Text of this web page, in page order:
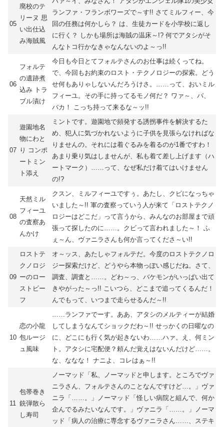
05
廃校のテ
リーヌ 思
い出仕込
み海賊風
ランファ・フランボワーズで～す!! さてミルフィー、今
回の任務は何かしら？ は、生徒カードを小学校に返し
に行く？ しかも場所は海賊の温床～!? 何でアタシがそ
んなトコ行かなきゃなんないのよ～っ!!
06
フォルテ
の遺跡煮
込み トラ
ブル漬け
今日も今日とてフォルテさんのお仕事は続くってね。
で、今回もお約束のロスト・テクノロジーの探索。どう
せ何もありゃしないんだろうけさ。……って、おいミル
フィーユ。その手に持ってるモノ何だ？ ワァ～、バ、
バカ！ こっち持って来るな～ッ!!
07
遊園地名
物にわと
り コンポ
ートミン
ト添え
ミントです。遊園地で頻発する誘拐事件を解決するた
め、犯人に気づかれないように子供を見張らなければな
りませんの。それには着ぐるみを着るのが1番ですわ！
あまり乗り気はしませんが、私も着て差し上げます（ハ
ートマーク）……って、なぜ私だけ着てはいけません
の!?
08
天然ミル
フィーユ
の査察あ
んかけ
クスン、ミルフィーユですぅ。あたし、クビになっちゃ
いました～!! 軍の査察っていう人が来て「ロストテクノ
ロジーはどこだ」って言うから、みんなのお部屋まで頑
張って探したのに……。クビって言われました～！ ふ
ぇ～ん、ヴァニラさんも何か言ってくださ～い!!
09
ロストテ
クノロジ
ーのロー
ストビー
フ
オ～ッス、あたしゃフォルテだ。今度のロストテクノロ
ジー探索だけど、どうやら本物っぽい感じだね。さて、
調査、調査と……。どわ～っ、バケモンがいっぱい出て
きやがった～っ!! こいつら、どこまで追ってくるんだ！
んでもって、いつまで走らせるんだ～!!
10
恋の小龍
包ルージ
ュ風味
……ランファでーす。ああ、アタシのメルティーが結婚
してしまうなんてショックだわ～!! せっかくの日曜なの
に、どこにも行く気が起きないわ……ハァ。え、何ミン
ト。アタシに宅配便？頼んだ覚えはないんだけど……。
な、ななな！ ナニよ、コレはぁ～!!
11
包帯巻き
銃弾散ら
し寿司
ノーマッド「私、ノーマッドと申します。ところでヴァ
ニラさん、フォルテさんのことなんですけど…。」ヴァ
ニラ「……。」ノーマッド「怪しい病院と組んで、何か
企んでるみたいなんです。」ヴァニラ「……。」ノーマ
ッド「病人の治療に専念するヴァニラさん……、ステキ